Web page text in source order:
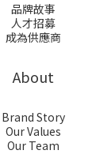
品牌故事
人才招募
成為供應商
About
Brand Story
Our Values
Our Team